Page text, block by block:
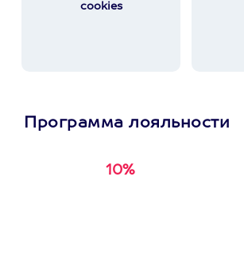
cookies
Программа лояльности
10%